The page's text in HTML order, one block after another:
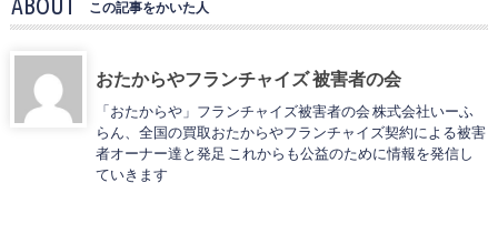
ABOUT この記事をかいた人
おたからやフランチャイズ 被害者の会
「おたからや」フランチャイズ被害者の会 株式会社いーふ
らん、全国の買取おたからやフランチャイズ契約による被害
者オーナー達と発足 これからも公益のために情報を発信し
ていきます